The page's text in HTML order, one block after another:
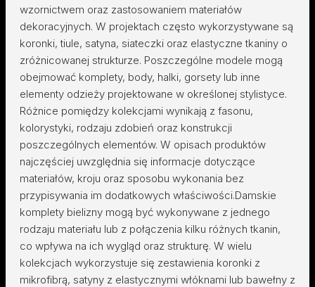
wzornictwem oraz zastosowaniem materiałów
dekoracyjnych. W projektach często wykorzystywane są
koronki, tiule, satyna, siateczki oraz elastyczne tkaniny o
zróżnicowanej strukturze. Poszczególne modele mogą
obejmować komplety, body, halki, gorsety lub inne
elementy odzieży projektowane w określonej stylistyce.
Różnice pomiędzy kolekcjami wynikają z fasonu,
kolorystyki, rodzaju zdobień oraz konstrukcji
poszczególnych elementów. W opisach produktów
najczęściej uwzględnia się informacje dotyczące
materiałów, kroju oraz sposobu wykonania bez
przypisywania im dodatkowych właściwości.Damskie
komplety bielizny mogą być wykonywane z jednego
rodzaju materiału lub z połączenia kilku różnych tkanin,
co wpływa na ich wygląd oraz strukturę. W wielu
kolekcjach wykorzystuje się zestawienia koronki z
mikrofibrą, satyny z elastycznymi włóknami lub bawełny z